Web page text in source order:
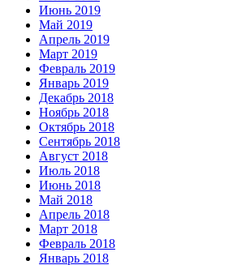
Июнь 2019
Май 2019
Апрель 2019
Март 2019
Февраль 2019
Январь 2019
Декабрь 2018
Ноябрь 2018
Октябрь 2018
Сентябрь 2018
Август 2018
Июль 2018
Июнь 2018
Май 2018
Апрель 2018
Март 2018
Февраль 2018
Январь 2018